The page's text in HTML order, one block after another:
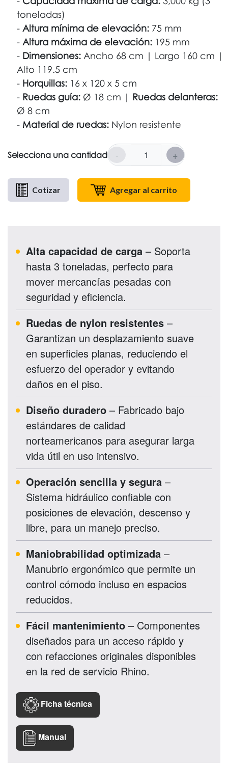
toneladas)
Altura mínima de elevación: 75 mm
Altura máxima de elevación: 195 mm
Dimensiones: Ancho 68 cm | Largo 160 cm |
Alto 119.5 cm
Horquillas: 16 x 120 x 5 cm
Ruedas guía: Ø 18 cm | Ruedas delanteras:
Ø 8 cm
Material de ruedas: Nylon resistente
Selecciona una cantidad +
Cotizar Agregar al carrito
Alta capacidad de carga – Soporta
hasta 3 toneladas, perfecto para
mover mercancías pesadas con
seguridad y eficiencia.
Ruedas de nylon resistentes –
Garantizan un desplazamiento suave
en superficies planas, reduciendo el
esfuerzo del operador y evitando
daños en el piso.
Diseño duradero – Fabricado bajo
estándares de calidad
norteamericanos para asegurar larga
vida útil en uso intensivo.
Operación sencilla y segura –
Sistema hidráulico confiable con
posiciones de elevación, descenso y
libre, para un manejo preciso.
Maniobrabilidad optimizada –
Manubrio ergonómico que permite un
control cómodo incluso en espacios
reducidos.
Fácil mantenimiento – Componentes
diseñados para un acceso rápido y
con refacciones originales disponibles
en la red de servicio Rhino.
Ficha técnica
Manual